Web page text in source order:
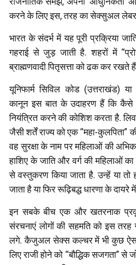
करने के लिए इस, तरह का सेक्सुअल लेबर
भारत के संदर्भ में यह पूरी प्रक्रिया
गहराई से जुड़ जाती है. शहरों में
ब्राह्मणवादी पितृसत्ता को ढक कर रखते
यूनिफार्म सिविल कोड (उत्तराखंड)
कानून इस बात के उदाहरण हैं कि कैसे
नियंत्रित करने की कोशिश करता है.
जैसी शर्तें राज्य को एक “महा-कुलपिता”
वह सुरक्षा के नाम पर महिलाओं की
हाशिए के जाति और वर्ग की महिलाओं
से वस्तुकरण किया जाता है. उन्हें या तो
जाता है या फिर रूढ़िबद्ध धारणा के दायरे
इन सबके बीच एक और खतरनाक
संरचनाएं लोगों की सहमति को इस तरह
लगे. कैजुअल सेक्स कल्चर में भी कुछ ऐसा
लिए राजी होने को “बौद्धिक सजगता” से